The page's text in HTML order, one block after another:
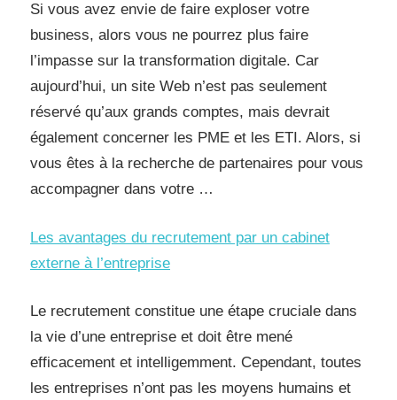
Si vous avez envie de faire exploser votre
business, alors vous ne pourrez plus faire
l’impasse sur la transformation digitale. Car
aujourd’hui, un site Web n’est pas seulement
réservé qu’aux grands comptes, mais devrait
également concerner les PME et les ETI. Alors, si
vous êtes à la recherche de partenaires pour vous
accompagner dans votre …
Les avantages du recrutement par un cabinet
externe à l’entreprise
Le recrutement constitue une étape cruciale dans
la vie d’une entreprise et doit être mené
efficacement et intelligemment. Cependant, toutes
les entreprises n’ont pas les moyens humains et